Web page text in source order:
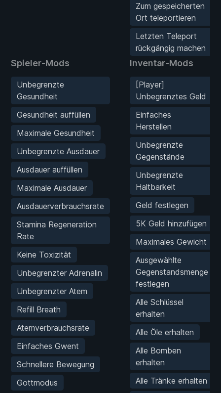
Zum gespeicherten
Ort teleportieren
Letzten Teleport
rückgängig machen
Spieler-Mods
Unbegrenzte
Gesundheit
Gesundheit auffüllen
Maximale Gesundheit
Unbegrenzte Ausdauer
Ausdauer auffüllen
Maximale Ausdauer
Ausdauerverbrauchsrate
Stamina Regeneration
Rate
Keine Toxizität
Unbegrenzter Adrenalin
Unbegrenzter Atem
Refill Breath
Atemverbrauchsrate
Einfaches Gwent
Schnellere Bewegung
Gottmodus
Inventar-Mods
[Player]
Unbegrenztes Geld
Einfaches
Herstellen
Unbegrenzte
Gegenstände
Unbegrenzte
Haltbarkeit
Geld festlegen
5K Geld hinzufügen
Maximales Gewicht
Ausgewählte
Gegenstandsmenge
festlegen
Alle Schlüssel
erhalten
Alle Öle erhalten
Alle Bomben
erhalten
Alle Tränke erhalten